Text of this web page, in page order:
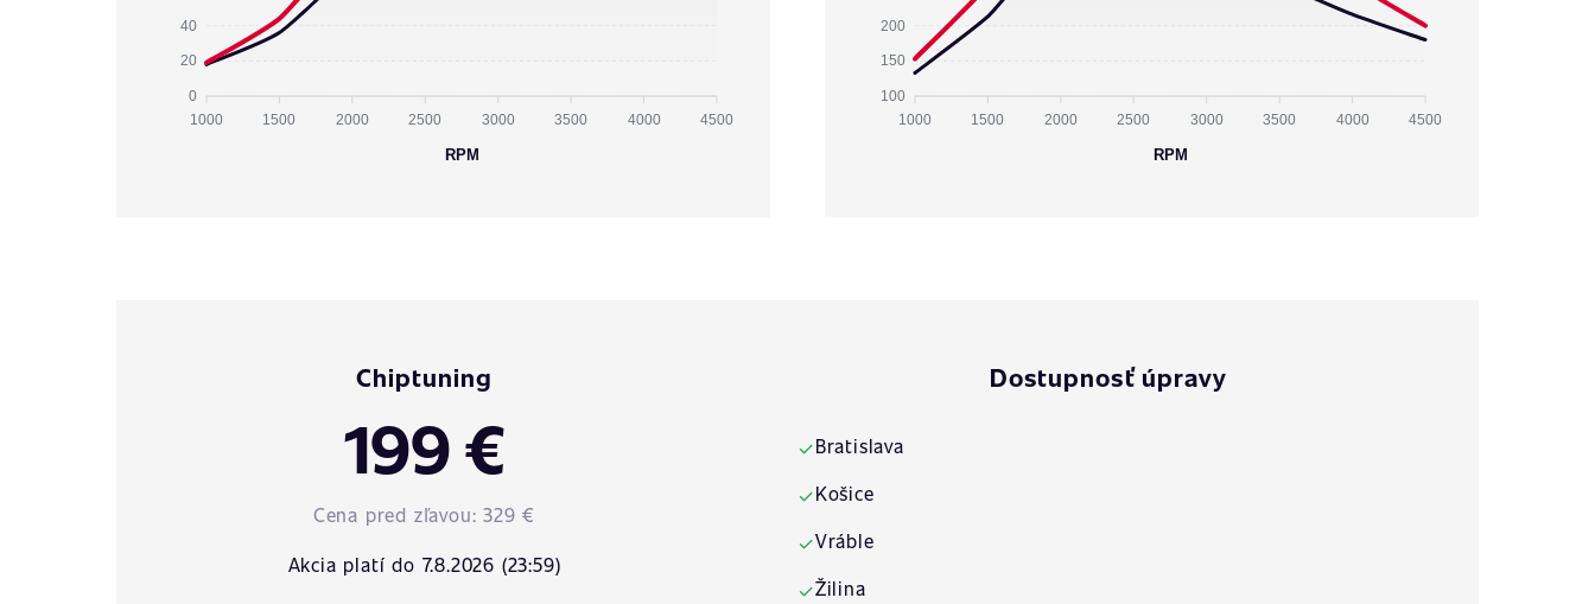
40
20
0
1000 1500 2000 2500 3000 3500 4000 4500
RPM
200
150
100
1000 1500 2000 2500 3000 3500 4000 4500
RPM
Chiptuning
199 €
Cena pred zľavou:329 €
Akcia platí do 7.8.2026 (23:59)
Dostupnosť úpravy
✓Bratislava
✓Košice
✓Vráble
✓Žilina